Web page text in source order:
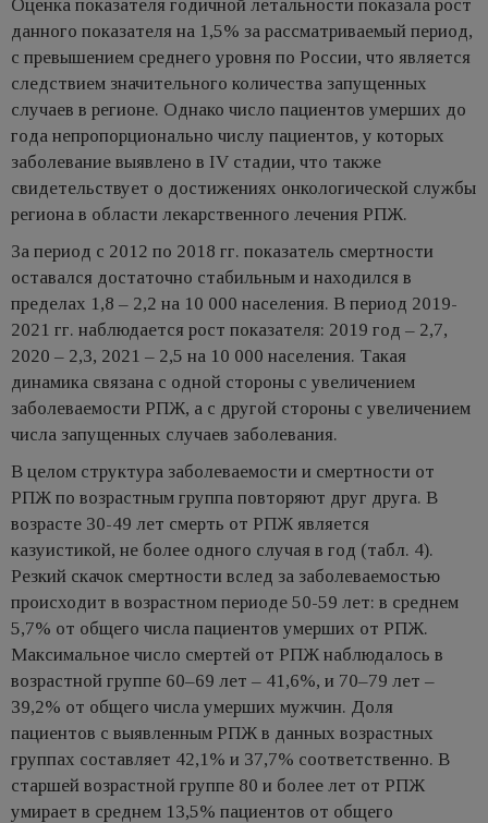
Оценка показателя годичной летальности показала рост
данного показателя на 1,5% за рассматриваемый период,
с превышением среднего уровня по России, что является
следствием значительного количества запущенных
случаев в регионе. Однако число пациентов умерших до
года непропорционально числу пациентов, у которых
заболевание выявлено в IV стадии, что также
свидетельствует о достижениях онкологической службы
региона в области лекарственного лечения РПЖ.
За период с 2012 по 2018 гг. показатель смертности
оставался достаточно стабильным и находился в
пределах 1,8 – 2,2 на 10 000 населения. В период 2019-
2021 гг. наблюдается рост показателя: 2019 год – 2,7,
2020 – 2,3, 2021 – 2,5 на 10 000 населения. Такая
динамика связана с одной стороны с увеличением
заболеваемости РПЖ, а с другой стороны с увеличением
числа запущенных случаев заболевания.
В целом структура заболеваемости и смертности от
РПЖ по возрастным группа повторяют друг друга. В
возрасте 30-49 лет смерть от РПЖ является
казуистикой, не более одного случая в год (табл. 4).
Резкий скачок смертности вслед за заболеваемостью
происходит в возрастном периоде 50-59 лет: в среднем
5,7% от общего числа пациентов умерших от РПЖ.
Максимальное число смертей от РПЖ наблюдалось в
возрастной группе 60–69 лет – 41,6%, и 70–79 лет –
39,2% от общего числа умерших мужчин. Доля
пациентов с выявленным РПЖ в данных возрастных
группах составляет 42,1% и 37,7% соответственно. В
старшей возрастной группе 80 и более лет от РПЖ
умирает в среднем 13,5% пациентов от общего